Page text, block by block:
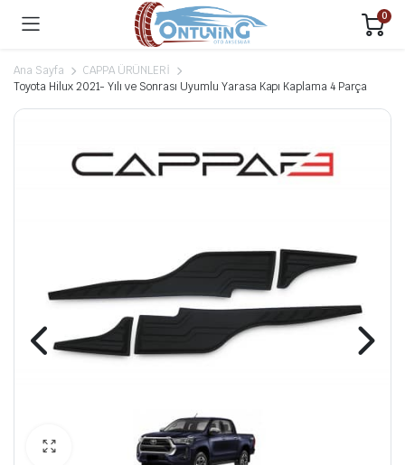
0
Ana Sayfa
CAPPA ÜRÜNLERİ
Toyota Hilux 2021- Yılı ve Sonrası Uyumlu Yarasa Kapı Kaplama 4 Parça